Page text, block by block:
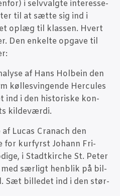
i selvvalg­te inter­es­se­
til at sæt­te sig ind i
oplæg til klas­sen. Hvert
Den enkel­te opga­ve til
af Hans Hol­be­in den
køl­lesvin­gen­de Her­cu­les
ind i den histo­ri­ske kon­
kildeværdi.
Lucas Cra­nach den
for kur­fyrst Johann Fri­
i Stadt­kir­che St. Peter
med sær­ligt hen­blik på bil­
Sæt bil­le­det ind i den stør­